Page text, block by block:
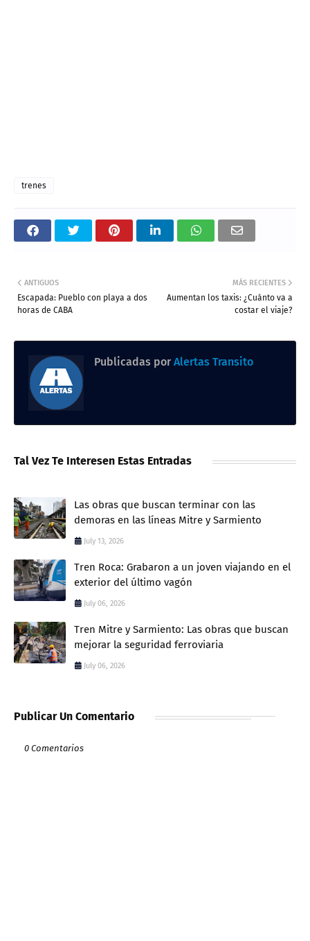
trenes
MÁS RECIENTES
Aumentan los taxis: ¿Cuánto va a
costar el viaje?
ANTIGUOS
Escapada: Pueblo con playa a dos
horas de CABA
Publicadas por Alertas Transito
Tal Vez Te Interesen Estas Entradas
Las obras que buscan terminar con las
demoras en las líneas Mitre y Sarmiento
July 13, 2026
Tren Roca: Grabaron a un joven viajando en el
exterior del último vagón
July 06, 2026
Tren Mitre y Sarmiento: Las obras que buscan
mejorar la seguridad ferroviaria
July 06, 2026
Publicar Un Comentario
0 Comentarios